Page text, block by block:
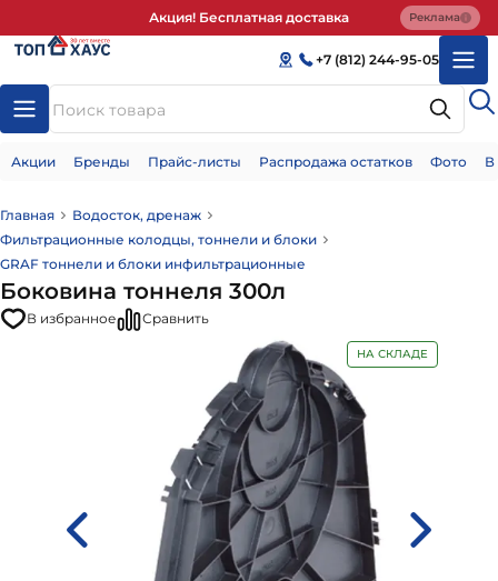
Акция! Бесплатная доставка Реклама
+7 (812) 244-95-05
Акции Бренды Прайс-листы Распродажа остатков Фото
Главная
Водосток, дренаж
Фильтрационные колодцы, тоннели и блоки
GRAF тоннели и блоки инфильтрационные
Боковина тоннеля 300л
В избранное Сравнить
НА СКЛАДЕ